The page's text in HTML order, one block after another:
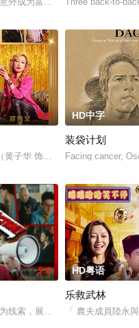
与姑娘贺红梅因天价彩礼受阻
his family from the
9.0
黄子华 饰）万万没想到，中年
HD中字
装袋计划
Facing cancer,
主是一个她基本不认识的男人
术家寻求帮助，要去窃取老者未
9.0
线索，展现了理想与现实的碰
HD粤语
乐救武林
「 農夫成員陸永